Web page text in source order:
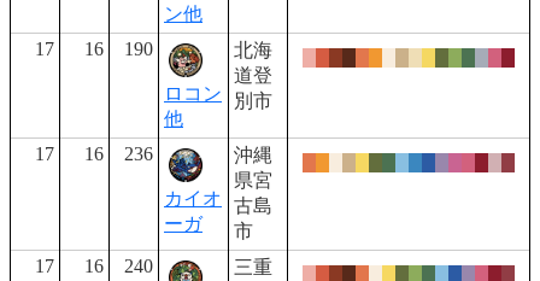
ン他
17 16 190
ロコン
他
北海
道登
別市
17 16 236
カイオ
ーガ
沖縄
県宮
古島
市
17
16 240
三重